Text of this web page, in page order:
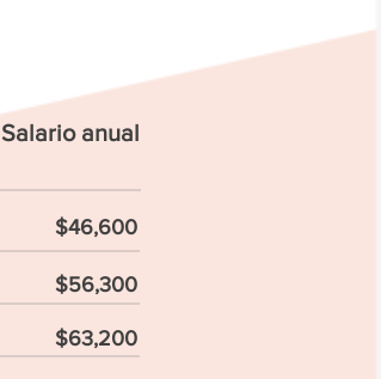
Salario anual
$46,600
$56,300
$63,200